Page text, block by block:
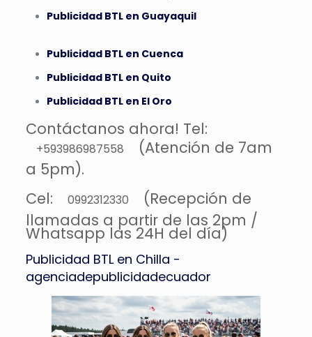
Publicidad BTL en Guayaquil
Publicidad BTL en Cuenca
Publicidad BTL en Quito
Publicidad BTL en El Oro
Contáctanos ahora! Tel:
+593986987558
(Atención de 7am
a 5pm).
Cel:
0992312330
(Recepción de
llamadas a partir de las 2pm /
Whatsapp las 24H del día)
Publicidad BTL en Chilla -
agenciadepublicidadecuador